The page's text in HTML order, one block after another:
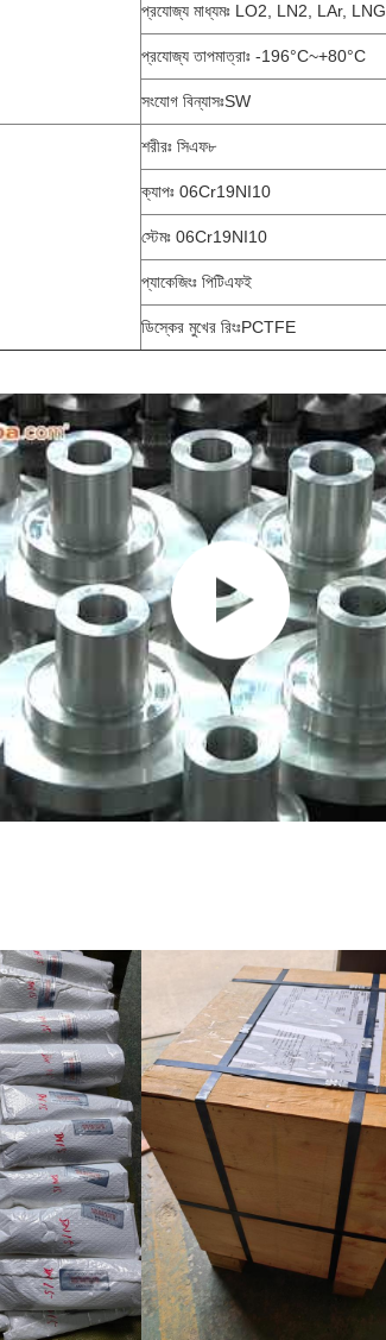
প্রযোজ্য মাধ্যমঃ LO2, LN2, LAr, LNG
প্রযোজ্য তাপমাত্রাঃ -196°C~+80°C
সংযোগ বিন্যাসঃSW
শরীরঃ সিএফ৮
ক্যাপঃ 06Cr19NI10
স্টেমঃ 06Cr19NI10
প্যাকেজিংঃ পিটিএফই
ডিস্কের মুখের রিংঃPCTFE